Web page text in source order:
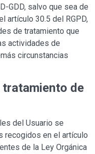
GDD, salvo que sea de
artículo 30.5 del RGPD,
de tratamiento que
actividades de
circunstancias
de
del Usuario se
recogidos en el artículo
de la Ley Orgánica